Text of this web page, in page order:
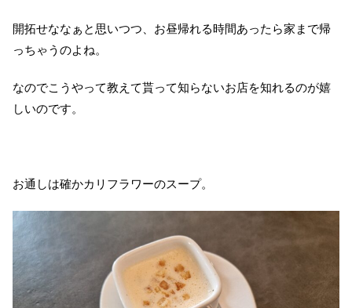
開拓せななぁと思いつつ、お昼帰れる時間あったら家まで帰
っちゃうのよね。
なのでこうやって教えて貰って知らないお店を知れるのが嬉
しいのです。
お通しは確かカリフラワーのスープ。